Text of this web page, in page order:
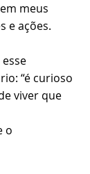
meus
e ações.
“é curioso
viver que
o